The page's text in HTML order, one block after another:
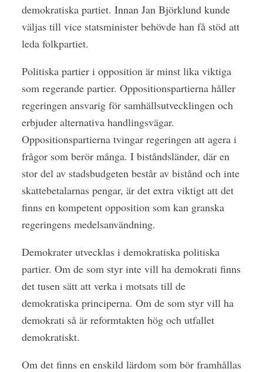
demokratiska partiet. Innan Jan Björklund kunde
väljas till vice statsminister behövde han få stöd att
leda folkpartiet.
Politiska partier i opposition är minst lika viktiga
som regerande partier. Oppositionspartierna håller
regeringen ansvarig för samhällsutvecklingen och
erbjuder alternativa handlingsvägar.
Oppositionspartierna tvingar regeringen att agera i
frågor som berör många. I biståndsländer, där en
stor del av stadsbudgeten består av bistånd och inte
skattebetalarnas pengar, är det extra viktigt att det
finns en kompetent opposition som kan granska
regeringens medelsanvändning.
Demokrater utvecklas i demokratiska politiska
partier. Om de som styr inte vill ha demokrati finns
det tusen sätt att verka i motsats till de
demokratiska principerna. Om de som styr vill ha
demokrati så är reformtakten hög och utfallet
demokratiskt.
Om det finns en enskild lärdom som bör framhållas